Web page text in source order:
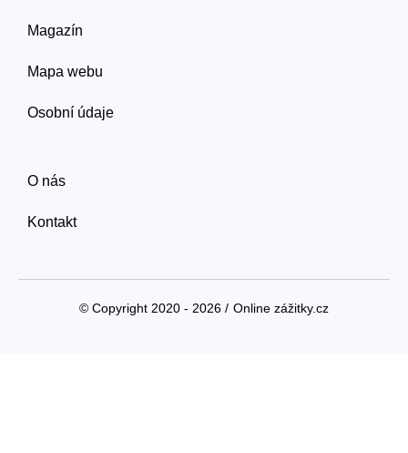
Magazín
Mapa webu
Osobní údaje
O nás
Kontakt
© Copyright 2020 - 2026 / Online zážitky.cz